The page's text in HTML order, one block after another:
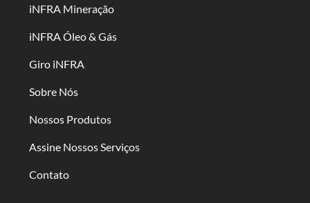
iNFRA Mineração
iNFRA Óleo & Gás
Giro iNFRA
Sobre Nós
Nossos Produtos
Assine Nossos Serviços
Contato